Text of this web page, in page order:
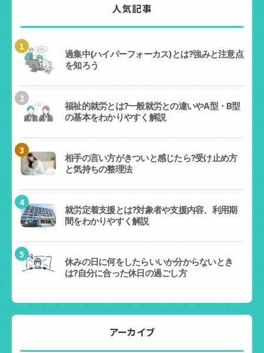
人気記事
1
過集中(ハイパーフォーカス)とは?強みと注意点
を知ろう
2
福祉的就労とは?一般就労との違いやA型・B型
の基本をわかりやすく解説
3
相手の言い方がきついと感じたら?受け止め方
と気持ちの整理法
4
就労定着支援とは?対象者や支援内容、利用期
間をわかりやすく解説
5
休みの日に何をしたらいいか分からないとき
は?自分に合った休日の過ごし方
アーカイブ